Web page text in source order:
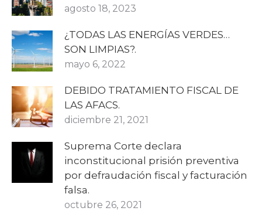
agosto 18, 2023
¿TODAS LAS ENERGÍAS VERDES…
SON LIMPIAS?.
mayo 6, 2022
DEBIDO TRATAMIENTO FISCAL DE
LAS AFACS.
diciembre 21, 2021
Suprema Corte declara
inconstitucional prisión preventiva
por defraudación fiscal y facturación
falsa.
octubre 26, 2021